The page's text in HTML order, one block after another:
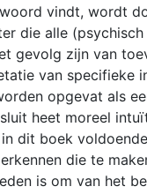
vindt, wordt
die alle
gevolg zijn van
van
opgevat als
heet moreel
dit boek
die te
is om van het